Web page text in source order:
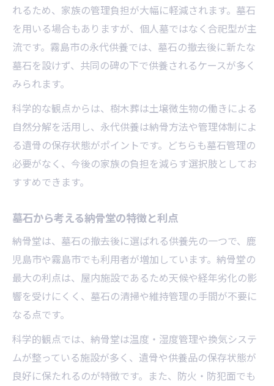
れるため、家族の管理負担が大幅に軽減されます。墓石
を用いる場合もありますが、個人墓ではなく合祀型が主
流です。霧島市の永代供養では、墓石の撤去後に新たな
墓石を設けず、共同の碑の下で供養されるケースが多く
みられます。
科学的な観点からは、樹木葬は土壌微生物の働きによる
自然分解を活用し、永代供養は納骨方法や管理体制によ
る遺骨の保存状態がポイントです。どちらも墓石管理の
必要がなく、今後の家族の負担を減らす選択肢としてお
すすめできます。
墓石から考える納骨堂の特徴と利点
納骨堂は、墓石の撤去後に選ばれる供養先の一つで、鹿
児島市や霧島市でも利用者が増加しています。納骨堂の
最大の利点は、屋内施設であるため天候や経年劣化の影
響を受けにくく、墓石の清掃や維持管理の手間が不要に
なる点です。
科学的観点では、納骨堂は温度・湿度管理や換気システ
ムが整っている施設が多く、遺骨や供養品の保存状態が
良好に保たれるのが特徴です。また、防火・防犯面でも